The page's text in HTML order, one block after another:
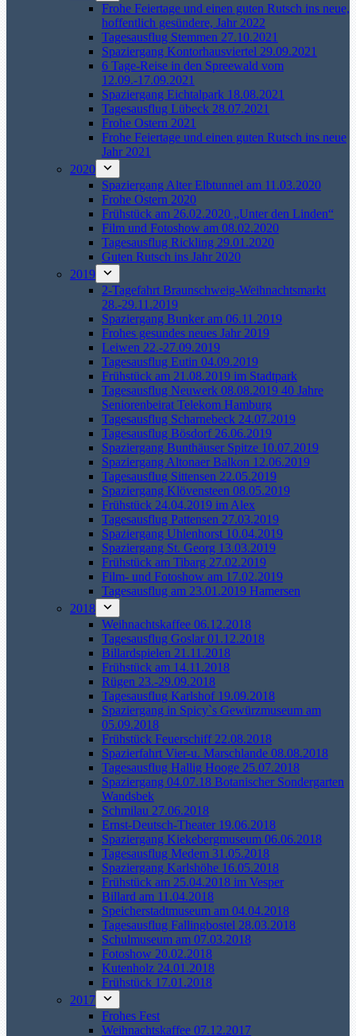
Frohe Feiertage und einen guten Rutsch ins neue,
hoffentlich gesündere, Jahr 2022
Tagesausflug Stemmen 27.10.2021
Spaziergang Kontorhausviertel 29.09.2021
6 Tage-Reise in den Spreewald vom
12.09.-17.09.2021
Spaziergang Eichtalpark 18.08.2021
Tagesausflug Lübeck 28.07.2021
Frohe Ostern 2021
Frohe Feiertage und einen guten Rutsch ins neue
Jahr 2021
2020
Spaziergang Alter Elbtunnel am 11.03.2020
Frohe Ostern 2020
Frühstück am 26.02.2020 „Unter den Linden“
Film und Fotoshow am 08.02.2020
Tagesausflug Rickling 29.01.2020
Guten Rutsch ins Jahr 2020
2019
2-Tagefahrt Braunschweig-Weihnachtsmarkt
28.-29.11.2019
Spaziergang Bunker am 06.11.2019
Frohes gesundes neues Jahr 2019
Leiwen 22.-27.09.2019
Tagesausflug Eutin 04.09.2019
Frühstück am 21.08.2019 im Stadtpark
Tagesausflug Neuwerk 08.08.2019 40 Jahre
Seniorenbeirat Telekom Hamburg
Tagesausflug Scharnebeck 24.07.2019
Tagesausflug Bösdorf 26.06.2019
Spaziergang Bunthäuser Spitze 10.07.2019
Spaziergang Altonaer Balkon 12.06.2019
Tagesausflug Sittensen 22.05.2019
Spaziergang Klövensteen 08.05.2019
Frühstück 24.04.2019 im Alex
Tagesausflug Pattensen 27.03.2019
Spaziergang Uhlenhorst 10.04.2019
Spaziergang St. Georg 13.03.2019
Frühstück am Tibarg 27.02.2019
Film- und Fotoshow am 17.02.2019
Tagesausflug am 23.01.2019 Hamersen
2018
Weihnachtskaffee 06.12.2018
Tagesausflug Goslar 01.12.2018
Billardspielen 21.11.2018
Frühstück am 14.11.2018
Rügen 23.-29.09.2018
Tagesausflug Karlshof 19.09.2018
Spaziergang in Spicy`s Gewürzmuseum am
05.09.2018
Frühstück Feuerschiff 22.08.2018
Spazierfahrt Vier-u. Marschlande 08.08.2018
Tagesausflug Hallig Hooge 25.07.2018
Spaziergang 04.07.18 Botanischer Sondergarten
Wandsbek
Schmilau 27.06.2018
Ernst-Deutsch-Theater 19.06.2018
Spaziergang Kiekebergmuseum 06.06.2018
Tagesausflug Medem 31.05.2018
Spaziergang Karlshöhe 16.05.2018
Frühstück am 25.04.2018 im Vesper
Billard am 11.04.2018
Speicherstadtmuseum am 04.04.2018
Tagesausflug Fallingbostel 28.03.2018
Schulmuseum am 07.03.2018
Fotoshow 20.02.2018
Kutenholz 24.01.2018
Frühstück 17.01.2018
2017
Frohes Fest
Weihnachtskaffee 07.12.2017